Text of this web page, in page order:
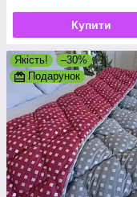
Купити
Якість!
–30%
Подарунок